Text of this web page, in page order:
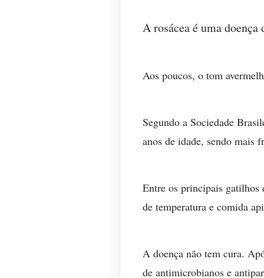
A rosácea é uma
Aos poucos, o tom
Segundo a Sociedade
anos de idade, sendo mais
Entre os principais gatilhos
de temperatura e comida
A doença não tem cura.
de antimicrobianos e